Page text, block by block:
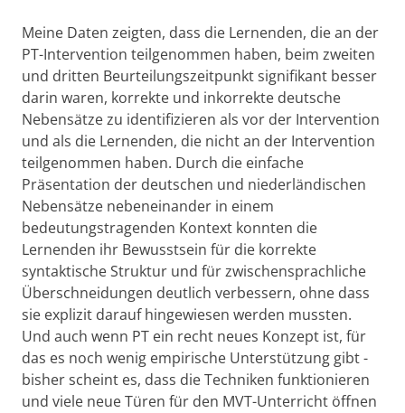
Meine Daten zeigten, dass die Lernenden, die an der
PT-Intervention teilgenommen haben, beim zweiten
und dritten Beurteilungszeitpunkt signifikant besser
darin waren, korrekte und inkorrekte deutsche
Nebensätze zu identifizieren als vor der Intervention
und als die Lernenden, die nicht an der Intervention
teilgenommen haben. Durch die einfache
Präsentation der deutschen und niederländischen
Nebensätze nebeneinander in einem
bedeutungstragenden Kontext konnten die
Lernenden ihr Bewusstsein für die korrekte
syntaktische Struktur und für zwischensprachliche
Überschneidungen deutlich verbessern, ohne dass
sie explizit darauf hingewiesen werden mussten.
Und auch wenn PT ein recht neues Konzept ist, für
das es noch wenig empirische Unterstützung gibt -
bisher scheint es, dass die Techniken funktionieren
und viele neue Türen für den MVT-Unterricht öffnen